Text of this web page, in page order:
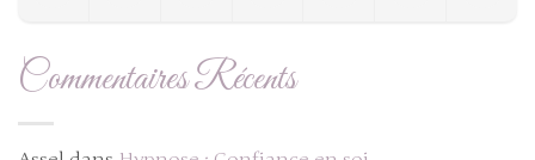
Commentaires Récents